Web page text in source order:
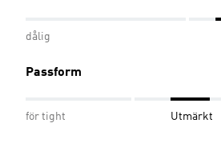
dålig
Passform
för tight Utmärkt